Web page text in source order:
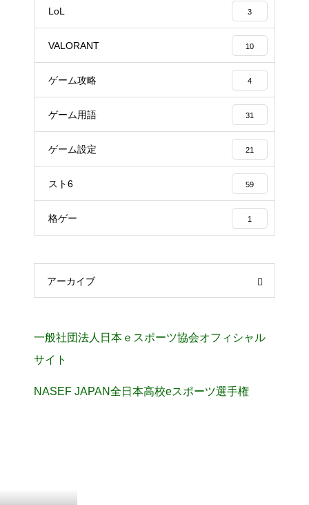
LoL 3
VALORANT 10
ゲーム攻略 4
ゲーム用語 31
ゲーム設定 21
スト6 59
格ゲー 1
アーカイブ
一般社団法人日本ｅスポーツ協会オフィシャル
サイト
NASEF JAPAN全日本高校eスポーツ選手権